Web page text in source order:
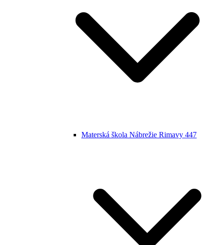
Materská škola Nábrežie Rimavy 447